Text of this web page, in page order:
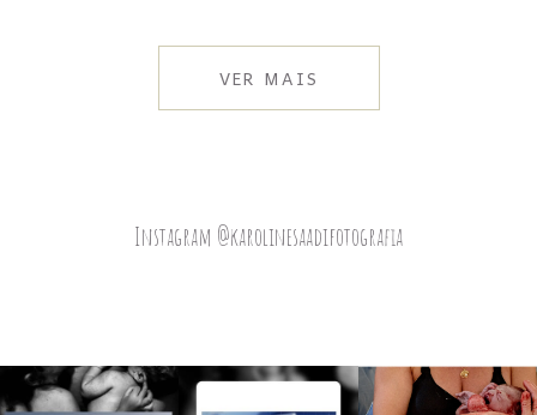
VER MAIS
Instagram @karolinesaadifotografia